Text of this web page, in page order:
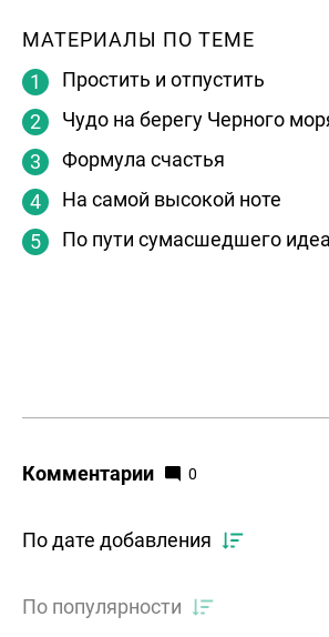
МАТЕРИАЛЫ ПО ТЕМЕ
Простить и отпустить
Чудо на берегу Черного
Формула счастья
На самой высокой ноте
По пути сумасшедшего
Комментарии 0
По дате добавления
По популярности